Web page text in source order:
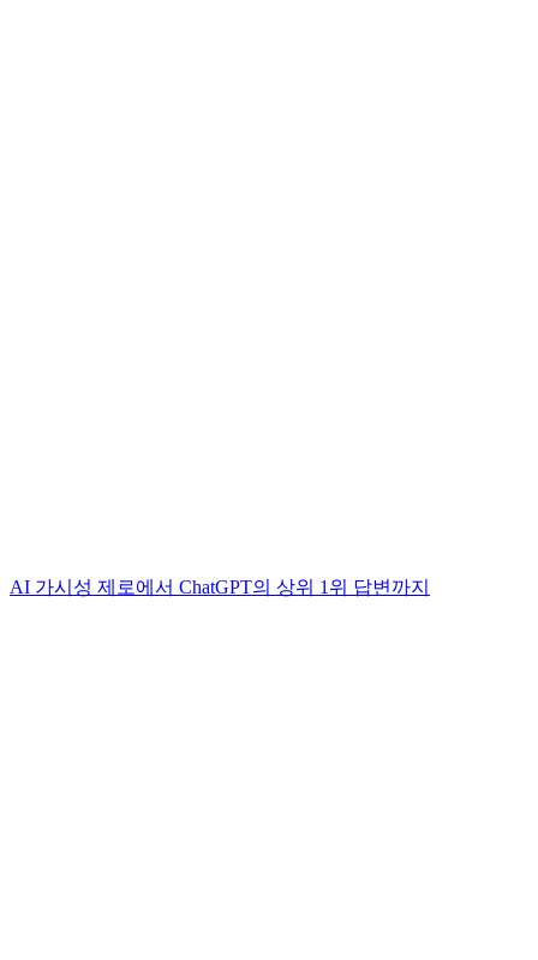
AI 가시성 제로에서 ChatGPT의 상위 1위 답변까지